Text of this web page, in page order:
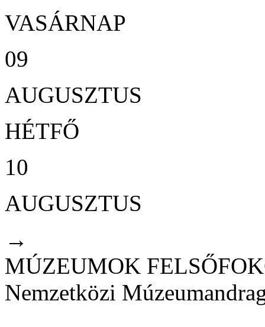
VASÁRNAP
09
AUGUSZTUS
HÉTFŐ
10
AUGUSZTUS
→
MÚZEUMOK
Nemzetközi